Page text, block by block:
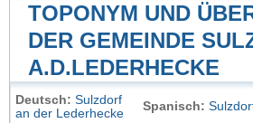
TOPONYM UND
DER GEMEINDE
A.D.LEDERHECKE
Deutsch: Sulzdorf
an der Lederhecke
Spanisch: